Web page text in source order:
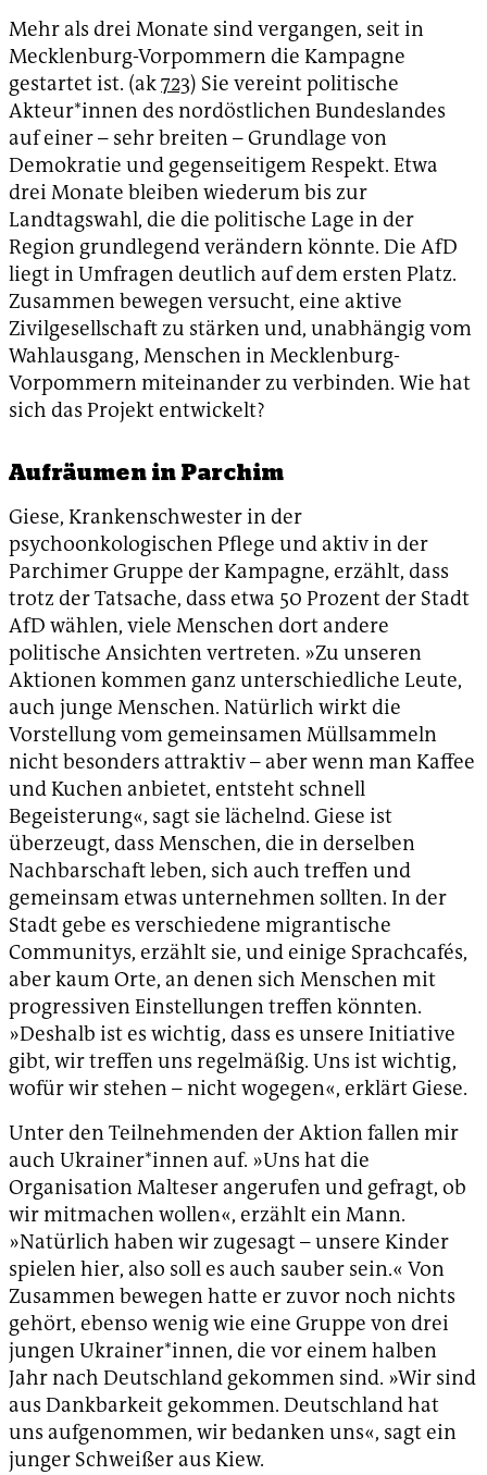
Mehr als drei Monate sind vergangen, seit in
Mecklenburg-Vorpommern die Kampagne
gestartet ist. (ak723) Sie vereint politische
Akteur*innen des nordöstlichen Bundeslandes
auf einer – sehr breiten – Grundlage von
Demokratie und gegenseitigem Respekt. Etwa
drei Monate bleiben wiederum bis zur
Landtagswahl, die die politische Lage in der
Region grundlegend verändern könnte. Die AfD
liegt in Umfragen deutlich auf dem ersten Platz.
Zusammen bewegen versucht, eine aktive
Zivilgesellschaft zu stärken und, unabhängig vom
Wahlausgang, Menschen in Mecklenburg-
Vorpommern miteinander zu verbinden. Wie hat
sich das Projekt entwickelt?
Aufräumen in Parchim
Giese, Krankenschwester in der
psychoonkologischen Pflege und aktiv in der
Parchimer Gruppe der Kampagne, erzählt, dass
trotz der Tatsache, dass etwa 50 Prozent der Stadt
AfD wählen, viele Menschen dort andere
politische Ansichten vertreten. »Zu unseren
Aktionen kommen ganz unterschiedliche Leute,
auch junge Menschen. Natürlich wirkt die
Vorstellung vom gemeinsamen Müllsammeln
nicht besonders attraktiv – aber wenn man Kaffee
und Kuchen anbietet, entsteht schnell
Begeisterung«, sagt sie lächelnd. Giese ist
überzeugt, dass Menschen, die in derselben
Nachbarschaft leben, sich auch treffen und
gemeinsam etwas unternehmen sollten. In der
Stadt gebe es verschiedene migrantische
Communitys, erzählt sie, und einige Sprachcafés,
aber kaum Orte, an denen sich Menschen mit
progressiven Einstellungen treffen könnten.
»Deshalb ist es wichtig, dass es unsere Initiative
gibt, wir treffen uns regelmäßig. Uns ist wichtig,
wofür wir stehen – nicht wogegen«, erklärt Giese.
Unter den Teilnehmenden der Aktion fallen mir
auch Ukrainer*innen auf. »Uns hat die
Organisation Malteser angerufen und gefragt, ob
wir mitmachen wollen«, erzählt ein Mann.
»Natürlich haben wir zugesagt – unsere Kinder
spielen hier, also soll es auch sauber sein.« Von
Zusammen bewegen hatte er zuvor noch nichts
gehört, ebenso wenig wie eine Gruppe von drei
jungen Ukrainer*innen, die vor einem halben
Jahr nach Deutschland gekommen sind. »Wir sind
aus Dankbarkeit gekommen. Deutschland hat
uns aufgenommen, wir bedanken uns«, sagt ein
junger Schweißer aus Kiew.